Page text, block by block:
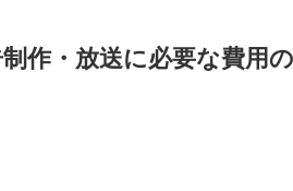
作・放送に必要な費用